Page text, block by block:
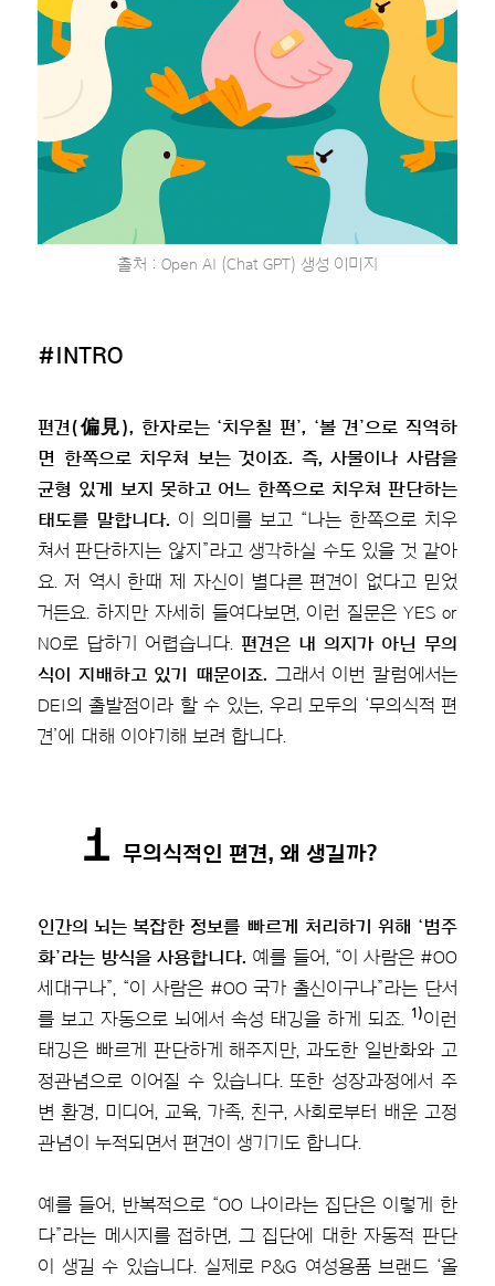
출처 : Open AI (Chat GPT) 생성 이미지
#INTRO
편견(偏見), 한자로는 ‘치우칠 편’, ‘볼 견’으로 직역하
면 한쪽으로 치우쳐 보는 것이죠. 즉, 사물이나 사람을
균형 있게 보지 못하고 어느 한쪽으로 치우쳐 판단하는
태도를 말합니다. 이 의미를 보고 “나는 한쪽으로 치우
쳐서 판단하지는 않지”라고 생각하실 수도 있을 것 같아
요. 저 역시 한때 제 자신이 별다른 편견이 없다고 믿었
거든요. 하지만 자세히 들여다보면, 이런 질문은 YES or
NO로 답하기 어렵습니다. 편견은 내 의지가 아닌 무의
식이 지배하고 있기 때문이죠. 그래서 이번 칼럼에서는
DEI의 출발점이라 할 수 있는, 우리 모두의 ‘무의식적 편
견’에 대해 이야기해 보려 합니다.
1 무의식적인 편견, 왜 생길까?
인간의 뇌는 복잡한 정보를 빠르게 처리하기 위해 ‘범주
화’라는 방식을 사용합니다. 예를 들어, “이 사람은 #OO
세대구나”, “이 사람은 #OO 국가 출신이구나”라는 단서
를 보고 자동으로 뇌에서 속성 태깅을 하게 되죠.
1)이런
태깅은 빠르게 판단하게 해주지만, 과도한 일반화와 고
정관념으로 이어질 수 있습니다. 또한 성장과정에서 주
변 환경, 미디어, 교육, 가족, 친구, 사회로부터 배운 고정
관념이 누적되면서 편견이 생기기도 합니다.
예를 들어, 반복적으로 “OO 나이라는 집단은 이렇게 한
다”라는 메시지를 접하면, 그 집단에 대한 자동적 판단
이 생길 수 있습니다. 실제로 P&G 여성용품 브랜드 ‘올